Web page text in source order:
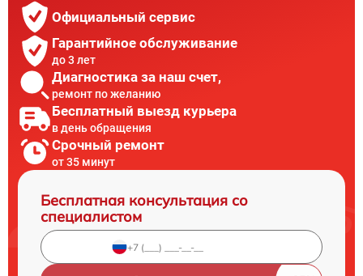
Официальный сервис
Гарантийное обслуживание
до 3 лет
Диагностика за наш счет,
ремонт по желанию
Бесплатный выезд курьера
в день обращения
Срочный ремонт
от 35 минут
Бесплатная консультация со
специалистом